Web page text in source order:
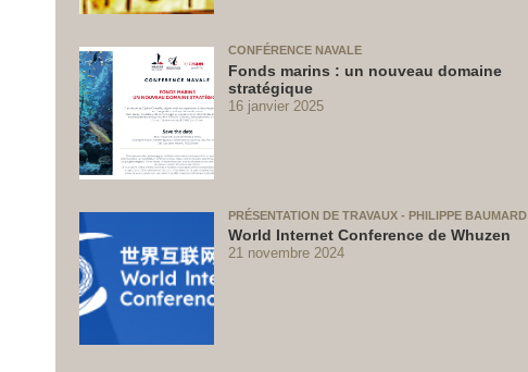
CONFÉRENCE NAVALE
Fonds marins : un nouveau domaine
stratégique
16 janvier 2025
PRÉSENTATION DE TRAVAUX - PHILIPPE BAUMARD
World Internet Conference de Whuzen
21 novembre 2024